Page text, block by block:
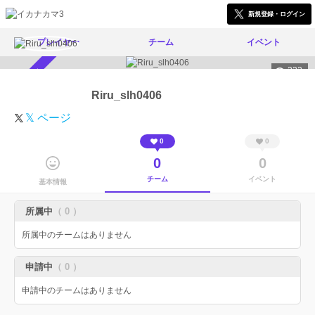
新規登録・ログイン
プレイヤー チーム イベント
332
Riru_slh0406
𝕏 ページ
基本情報
0
0
チーム
0
0
イベント
所属中 （ 0 ）
所属中のチームはありません
申請中 （ 0 ）
申請中のチームはありません